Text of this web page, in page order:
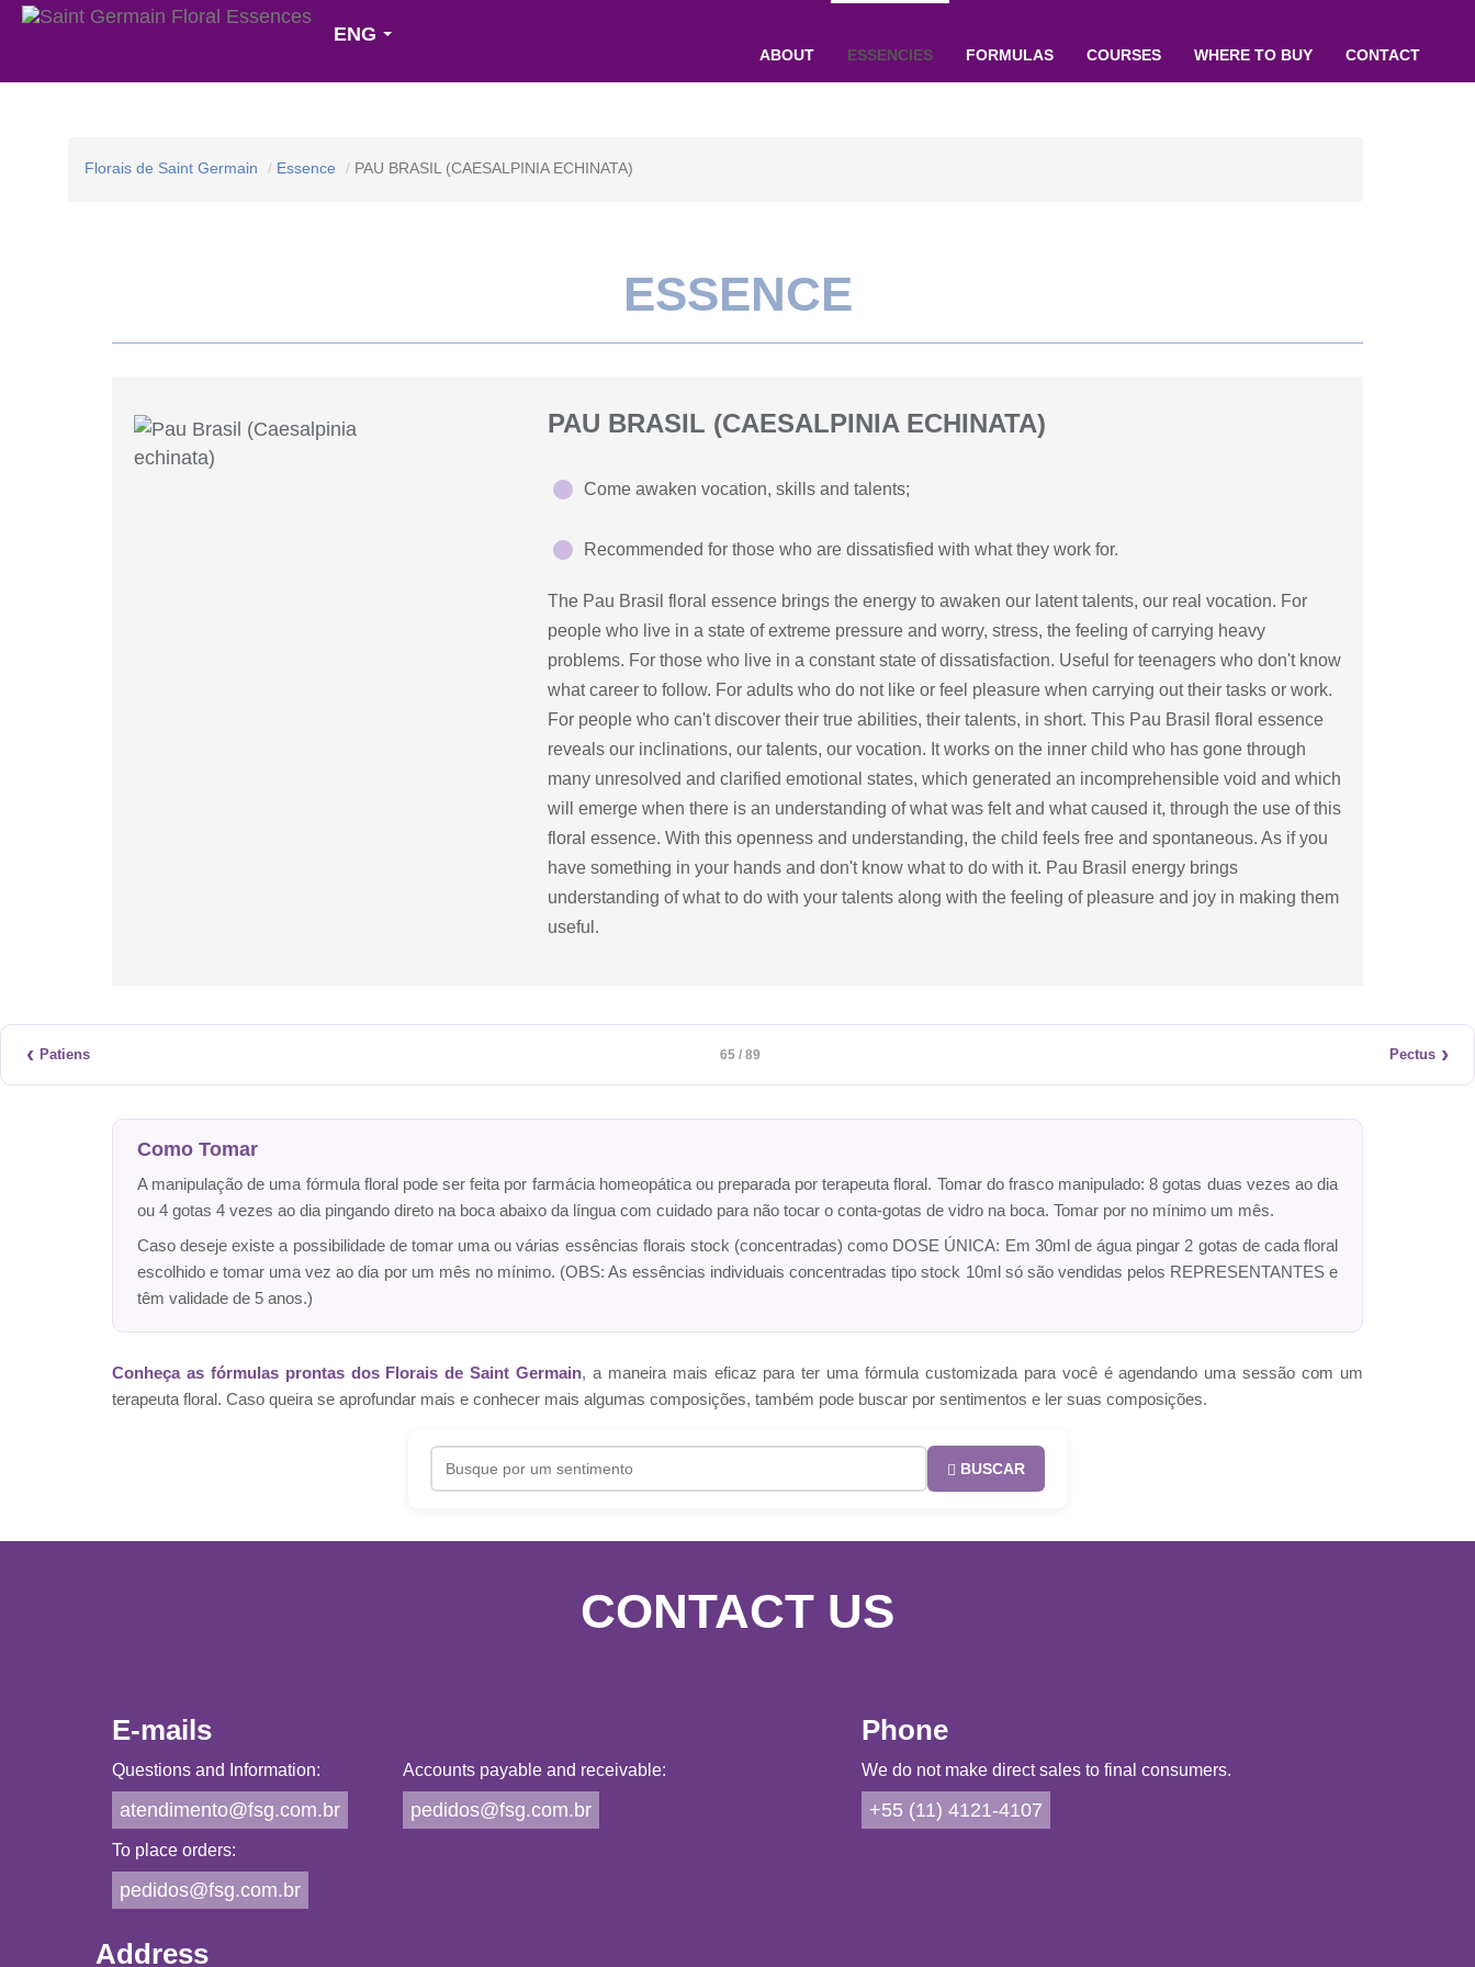
ENG
ABOUT ESSENCIES FORMULAS COURSES WHERE TO BUY CONTACT
Florais de Saint Germain Essence PAU BRASIL (CAESALPINIA ECHINATA)
ESSENCE
PAU BRASIL (CAESALPINIA ECHINATA)
Come awaken vocation, skills and talents;
Recommended for those who are dissatisfied with what they work for.
The Pau Brasil floral essence brings the energy to awaken our latent talents, our real vocation. For
people who live in a state of extreme pressure and worry, stress, the feeling of carrying heavy
problems. For those who live in a constant state of dissatisfaction. Useful for teenagers who don't know
what career to follow. For adults who do not like or feel pleasure when carrying out their tasks or work.
For people who can't discover their true abilities, their talents, in short. This Pau Brasil floral essence
reveals our inclinations, our talents, our vocation. It works on the inner child who has gone through
many unresolved and clarified emotional states, which generated an incomprehensible void and which
will emerge when there is an understanding of what was felt and what caused it, through the use of this
floral essence. With this openness and understanding, the child feels free and spontaneous. As if you
have something in your hands and don't know what to do with it. Pau Brasil energy brings
understanding of what to do with your talents along with the feeling of pleasure and joy in making them
useful.
‹ Patiens 65 / 89 Pectus ›
Como Tomar
A manipulação de uma fórmula floral pode ser feita por farmácia homeopática ou preparada por terapeuta floral. Tomar do frasco manipulado: 8 gotas duas vezes ao dia
ou 4 gotas 4 vezes ao dia pingando direto na boca abaixo da língua com cuidado para não tocar o conta-gotas de vidro na boca. Tomar por no mínimo um mês.
Caso deseje existe a possibilidade de tomar uma ou várias essências florais stock (concentradas) como DOSE ÚNICA: Em 30ml de água pingar 2 gotas de cada floral
escolhido e tomar uma vez ao dia por um mês no mínimo. (OBS: As essências individuais concentradas tipo stock 10ml só são vendidas pelos REPRESENTANTES e
têm validade de 5 anos.)
Conheça as fórmulas prontas dos Florais de Saint Germain, a maneira mais eficaz para ter uma fórmula customizada para você é agendando uma sessão com um
terapeuta floral. Caso queira se aprofundar mais e conhecer mais algumas composições, também pode buscar por sentimentos e ler suas composições.
BUSCAR
CONTACT US
E-mails
Questions and Information:
atendimento@fsg.com.br
Accounts payable and receivable:
pedidos@fsg.com.br
To place orders:
pedidos@fsg.com.br
Phone
We do not make direct sales to final consumers.
+55 (11) 4121-4107
Address